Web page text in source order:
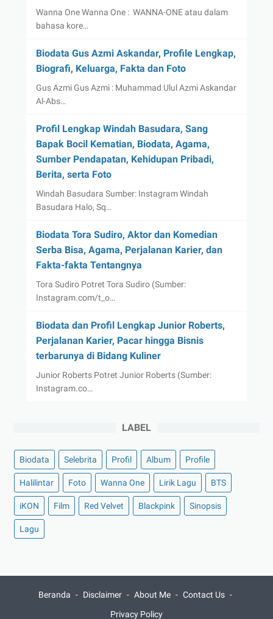
Wanna One Wanna One : WANNA-ONE atau dalam
bahasa kore…
Biodata Gus Azmi Askandar, Profile Lengkap,
Biografi, Keluarga, Fakta dan Foto
Gus Azmi Gus Azmi : Muhammad Ulul Azmi Askandar
Al-Abs…
Profil Lengkap Windah Basudara, Sang
Bapak Bocil Kematian, Biodata, Agama,
Sumber Pendapatan, Kehidupan Pribadi,
Berita, serta Foto
Windah Basudara Sumber: Instagram Windah
Basudara Halo, Sq…
Biodata Tora Sudiro, Aktor dan Komedian
Serba Bisa, Agama, Perjalanan Karier, dan
Fakta-fakta Tentangnya
Tora Sudiro Potret Tora Sudiro (Sumber:
Instagram.com/t_o…
Biodata dan Profil Lengkap Junior Roberts,
Perjalanan Karier, Pacar hingga Bisnis
terbarunya di Bidang Kuliner
Junior Roberts Potret Junior Roberts (Sumber:
Instagram.co…
LABEL
Biodata Selebrita Profil Album Profile
Halilintar Foto Wanna One Lirik Lagu BTS
iKON Film Red Velvet Blackpink Sinopsis
Lagu
Beranda Disclaimer About Me
Contact Us
Privacy Policy